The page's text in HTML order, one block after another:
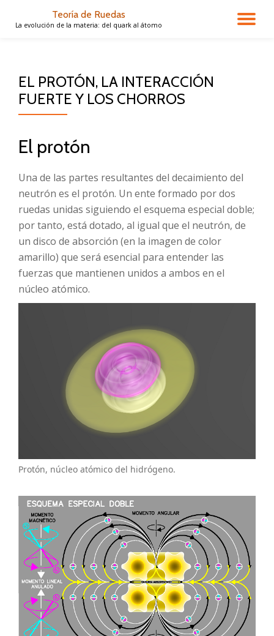
Saltar
Teoría de Ruedas
La evolución de la materia: del quark al átomo
EL PROTÓN, LA INTERACCIÓN
FUERTE Y LOS CHORROS
El protón
Una de las partes resultantes del decaimiento del
neutrón es el protón. Un ente formado por dos
ruedas unidas siguiendo el esquema especial doble;
por tanto, está dotado, al igual que el neutrón, de
un disco de absorción (en la imagen de color
amarillo) que será esencial para entender las
fuerzas que mantienen unidos a ambos en el
núcleo atómico.
Protón, núcleo atómico del hidrógeno.